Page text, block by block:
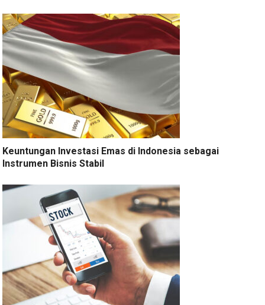
Keuntungan Investasi Emas di Indonesia sebagai
Instrumen Bisnis Stabil